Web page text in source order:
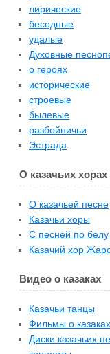
лирические
беседные
удалые
Духовные
о героях
исторические
строевые
былевые
разбойничьи
Эстрада
О казачьих хорах
О казачьей песне
Казачьи хоры
С песней по белу
Казачий хор
Видео о казаках
Казачьи танцы
Фильмы о казаках
Диски казачьих